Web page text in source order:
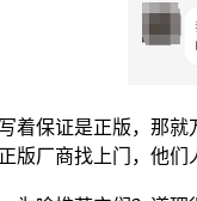
保证是正版，那
厂商找上门，他